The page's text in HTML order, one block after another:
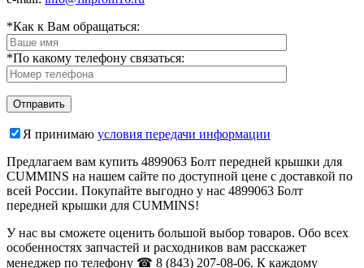
*Как к Вам обращаться:
*По какому телефону связаться:
Я принимаю условия передачи информации
Предлагаем вам купить 4899063 Болт передней крышки для
CUMMINS на нашем сайте по доступной цене с доставкой по
всей России. Покупайте выгодно у нас 4899063 Болт
передней крышки для CUMMINS!
У нас вы сможете оценить большой выбор товаров. Обо всех
особенностях запчастей и расходников вам расскажет
менеджер по телефону ☎ 8 (843) 207-08-06. К каждому